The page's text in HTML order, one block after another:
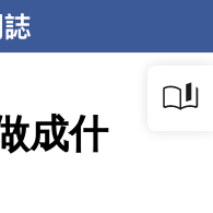
成什